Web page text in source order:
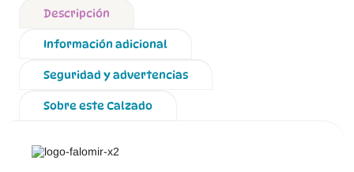
Descripción
Información adicional
Seguridad y advertencias
Sobre este Calzado